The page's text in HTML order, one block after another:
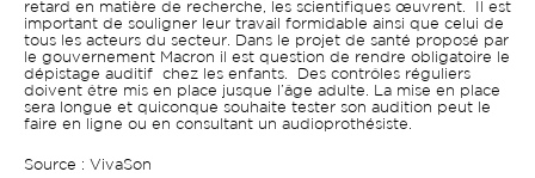
retard en matière de recherche, les scientifiques œuvrent. Il est
important de souligner leur travail formidable ainsi que celui de
tous les acteurs du secteur. Dans le projet de santé proposé par
le gouvernement Macron il est question de rendre obligatoire le
dépistage auditif chez les enfants. Des contrôles réguliers
doivent être mis en place jusque l’âge adulte. La mise en place
sera longue et quiconque souhaite tester son audition peut le
faire en ligne ou en consultant un audioprothésiste.
Source : VivaSon